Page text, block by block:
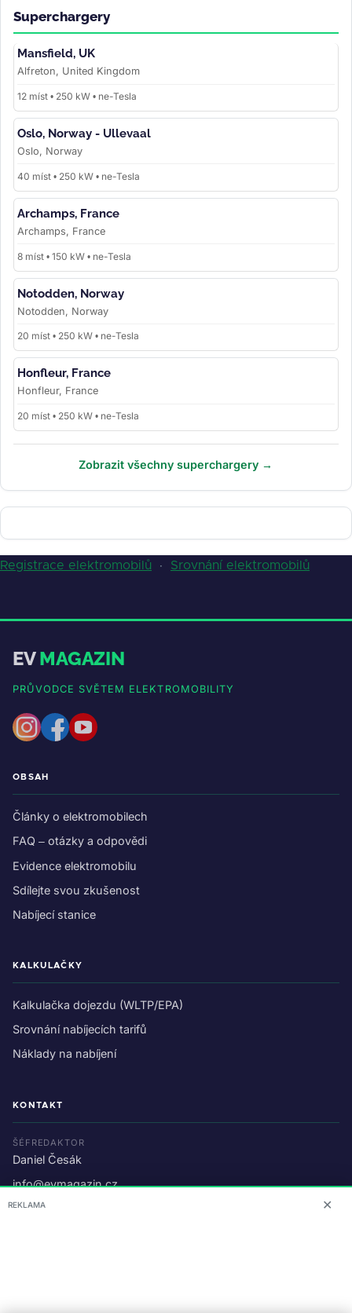
Superchargery
Mansfield, UK
Alfreton, United Kingdom
12 míst • 250 kW • ne-Tesla
Oslo, Norway - Ullevaal
Oslo, Norway
40 míst • 250 kW • ne-Tesla
Archamps, France
Archamps, France
8 míst • 150 kW • ne-Tesla
Notodden, Norway
Notodden, Norway
20 míst • 250 kW • ne-Tesla
Honfleur, France
Honfleur, France
20 míst • 250 kW • ne-Tesla
Zobrazit všechny superchargery →
Registrace elektromobilů · Srovnání elektromobilů
EVMAGAZIN
PRŮVODCE SVĚTEM ELEKTROMOBILITY
OBSAH
Články o elektromobilech
FAQ – otázky a odpovědi
Evidence elektromobilu
Sdílejte svou zkušenost
Nabíjecí stanice
KALKULAČKY
Kalkulačka dojezdu (WLTP/EPA)
Srovnání nabíjecích tarifů
Náklady na nabíjení
KONTAKT
ŠÉFREDAKTOR
Daniel Česák
info@evmagazin.cz
O nás
REKLAMA ✕